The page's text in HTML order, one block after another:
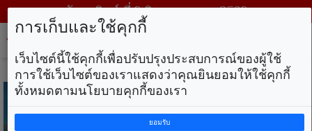
วันอาทิตย์ ที่ 9 สิงหาคม พ.ศ. 2569
การเก็บและใช้คุกกี้
เว็บไซต์นี้ใช้คุกกี้เพื่อปรับปรุงประสบการณ์ของผู้ใช้
การใช้เว็บไซต์ของเราแสดงว่าคุณยินยอมให้ใช้คุกกี้
ทั้งหมดตามนโยบายคุกกี้ของเรา
ยอมรับ